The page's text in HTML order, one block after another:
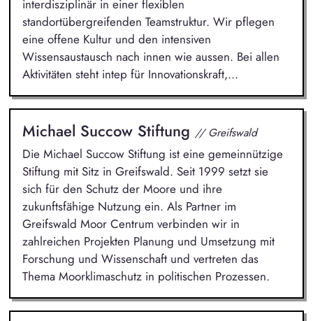
interdisziplinär in einer flexiblen
standortübergreifenden Teamstruktur. Wir pflegen
eine offene Kultur und den intensiven
Wissensaustausch nach innen wie aussen. Bei allen
Aktivitäten steht intep für Innovationskraft,...
Michael Succow Stiftung // Greifswald
Die Michael Succow Stiftung ist eine gemeinnützige
Stiftung mit Sitz in Greifswald. Seit 1999 setzt sie
sich für den Schutz der Moore und ihre
zukunftsfähige Nutzung ein. Als Partner im
Greifswald Moor Centrum verbinden wir in
zahlreichen Projekten Planung und Umsetzung mit
Forschung und Wissenschaft und vertreten das
Thema Moorklimaschutz in politischen Prozessen.